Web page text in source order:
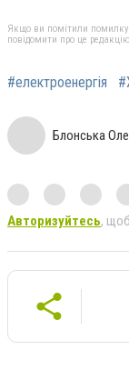
Якщо ви помітили помилку,
повідомити про це редакцію
#електроенергія
Блонська
Авторизуйтесь,